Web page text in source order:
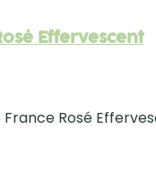
Effervescent
Rosé